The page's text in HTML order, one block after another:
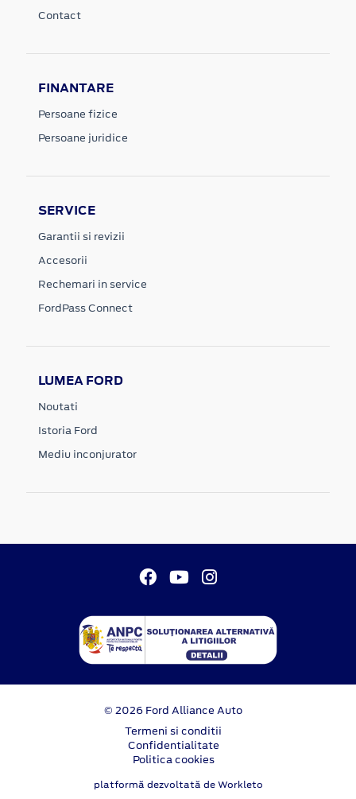
Contact
FINANTARE
Persoane fizice
Persoane juridice
SERVICE
Garantii si revizii
Accesorii
Rechemari in service
FordPass Connect
LUMEA FORD
Noutati
Istoria Ford
Mediu inconjurator
© 2026 Ford Alliance Auto
Termeni si conditii
Confidentialitate
Politica cookies
platformă dezvoltată de Workleto